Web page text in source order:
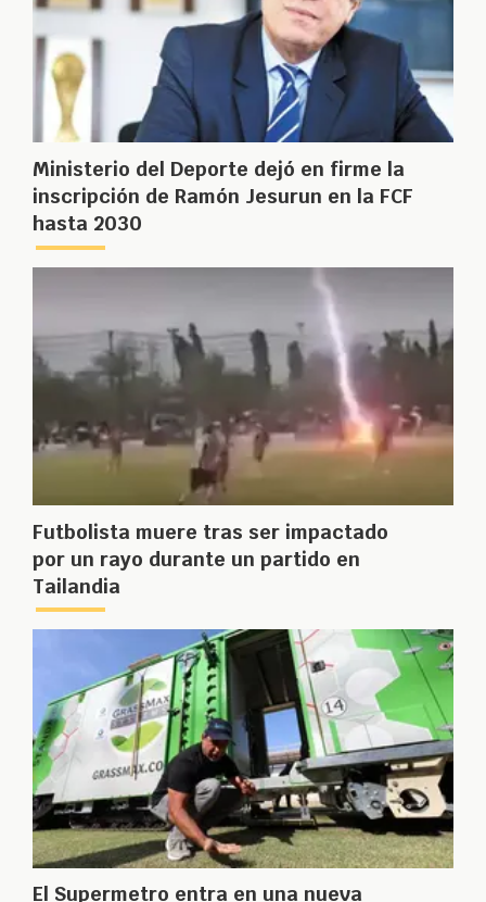
Ministerio del Deporte dejó en firme la
inscripción de Ramón Jesurun en la FCF
hasta 2030
Futbolista muere tras ser impactado
por un rayo durante un partido en
Tailandia
El Supermetro entra en una nueva